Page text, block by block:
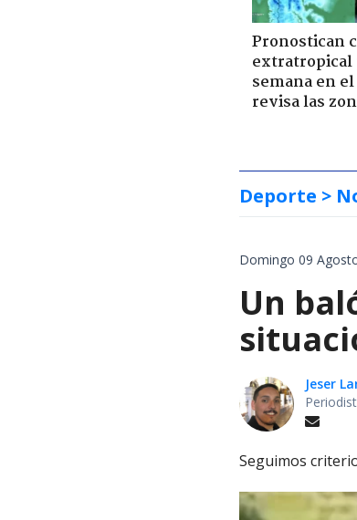
Pronostican
extratropical
semana en
revisa las
Deporte >
Domingo 09
Un
Jeser
Seguimos